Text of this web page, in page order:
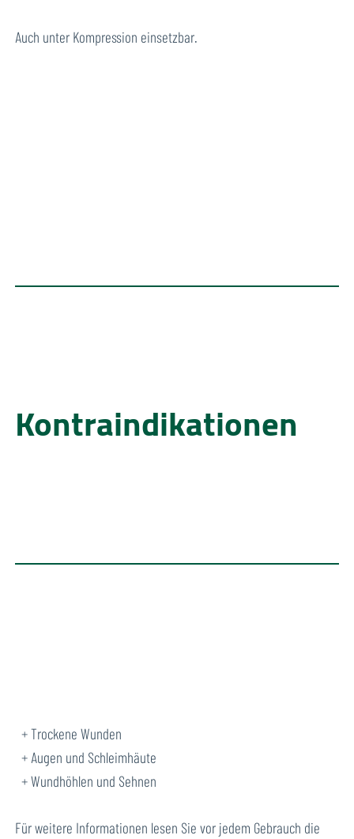
Auch unter Kompression einsetzbar.
Kontraindikationen
Trockene Wunden
Augen und Schleimhäute
Wundhöhlen und Sehnen
Für weitere Informationen lesen Sie vor jedem Gebrauch die